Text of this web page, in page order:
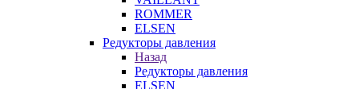
ROMMER
ELSEN
Редукторы давления
Назад
Редукторы давления
ELSEN